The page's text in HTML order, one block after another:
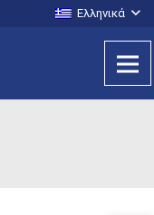
Ελληνικά